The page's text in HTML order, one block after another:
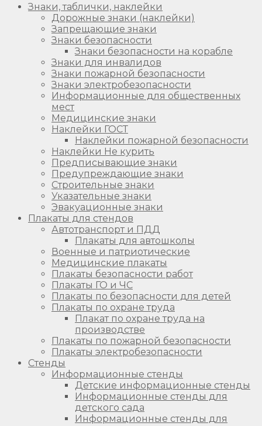
Знаки, таблички, наклейки
Дорожные знаки (наклейки)
Запрещающие знаки
Знаки безопасности
Знаки безопасности на корабле
Знаки для инвалидов
Знаки пожарной безопасности
Знаки электробезопасности
Информационные для общественных
мест
Медицинские знаки
Наклейки ГОСТ
Наклейки пожарной безопасности
Наклейки Не курить
Предписывающие знаки
Предупреждающие знаки
Строительные знаки
Указательные знаки
Эвакуационные знаки
Плакаты для стендов
Автотранспорт и ПДД
Плакаты для автошколы
Военные и патриотические
Медицинские плакаты
Плакаты безопасности работ
Плакаты ГО и ЧС
Плакаты по безопасности для детей
Плакаты по охране труда
Плакат по охране труда на
производстве
Плакаты по пожарной безопасности
Плакаты электробезопасности
Стенды
Информационные стенды
Детские информационные стенды
Информационные стенды для
детского сада
Информационные стенды для